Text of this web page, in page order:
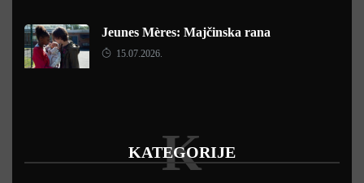
Jeunes Mères: Majčinska rana
15.07.2026.
KATEGORIJE
K